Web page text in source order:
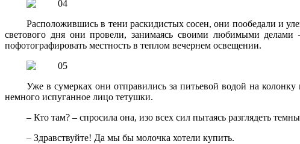
Расположившись в тени раскидистых сосен, они пообедали и
светового дня они провели, занимаясь своими любимыми делами
пофотографировать местность в теплом вечернем освещении.
Уже в сумерках они отправились за питьевой водой на
немного испуганное лицо тетушки.
– Кто там? – спросила она, изо всех сил пытаясь разглядеть
– Здравствуйте! Да мы бы молочка хотели купить.